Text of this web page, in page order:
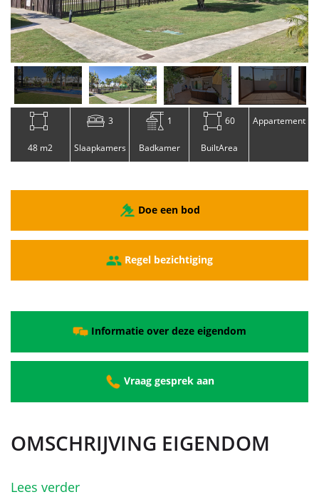
48 m2
3
Slaapkamers
1
Badkamer
60
BuiltArea
Appartement
Doe een bod
Regel bezichtiging
Informatie over deze eigendom
Vraag gesprek aan
OMSCHRIJVING EIGENDOM
Lees verder